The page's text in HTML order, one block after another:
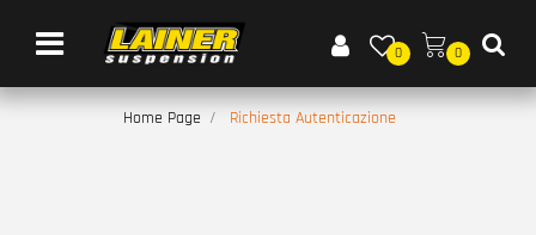
Open menu
0 0
Home Page Richiesta Autenticazione